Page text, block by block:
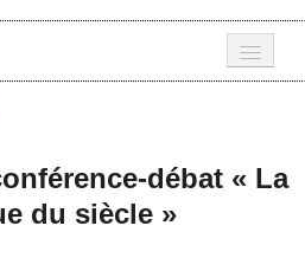
débat « La
du siècle »